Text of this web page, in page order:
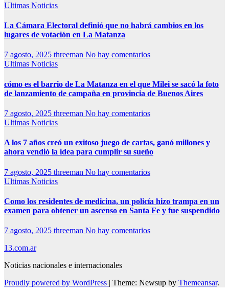
Ultimas Noticias
La Cámara Electoral definió que no habrá cambios en los
lugares de votación en La Matanza
7 agosto, 2025 threeman No hay comentarios
Ultimas Noticias
cómo es el barrio de La Matanza en el que Milei se sacó la foto
de lanzamiento de campaña en provincia de Buenos Aires
7 agosto, 2025 threeman No hay comentarios
Ultimas Noticias
A los 7 años creó un exitoso juego de cartas, ganó millones y
ahora vendió la idea para cumplir su sueño
7 agosto, 2025 threeman No hay comentarios
Ultimas Noticias
Como los residentes de medicina, un policía hizo trampa en un
examen para obtener un ascenso en Santa Fe y fue suspendido
7 agosto, 2025 threeman No hay comentarios
13.com.ar
Noticias nacionales e internacionales
Proudly powered by WordPress | Theme: Newsup by Themeansar.